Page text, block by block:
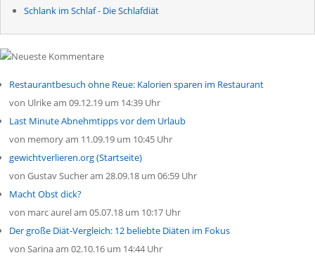
Schlank im Schlaf - Die Schlafdiät
Restaurantbesuch ohne Reue: Kalorien sparen im Restaurant
von Ulrikeam 09.12.19 um 14:39 Uhr
Last Minute Abnehmtipps vor dem Urlaub
von memoryam 11.09.19 um 10:45 Uhr
gewichtverlieren.org (Startseite)
von Gustav Sucheram 28.09.18 um 06:59 Uhr
Macht Obst dick?
von marc aurelam 05.07.18 um 10:17 Uhr
Der große Diät-Vergleich: 12 beliebte Diäten im Fokus
von Sarinaam 02.10.16 um 14:44 Uhr